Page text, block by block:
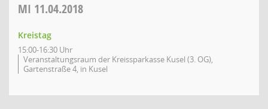
MI 11.04.2018
Kreistag
15:00-16:30 Uhr
Veranstaltungsraum der Kreissparkasse Kusel (3. OG),
Gartenstraße 4, in Kusel